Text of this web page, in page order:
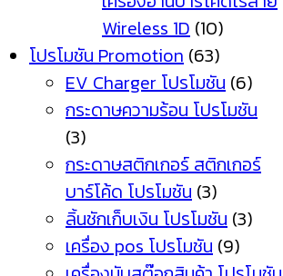
Wireless 1D (10)
โปรโมชัน Promotion (63)
EV Charger โปรโมชัน (6)
กระดาษความร้อน โปรโมชัน
(3)
กระดาษสติกเกอร์ สติกเกอร์
บาร์โค้ด โปรโมชัน (3)
ลิ้นชักเก็บเงิน โปรโมชัน (3)
เครื่อง pos โปรโมชัน (9)